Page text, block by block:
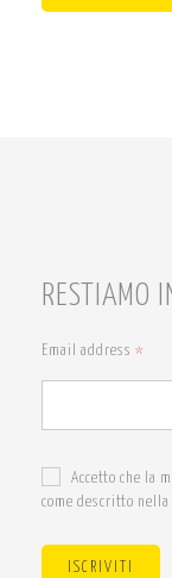
RESTIAMO
Email address *
Accetto che la
come descritto
ISCRIVITI